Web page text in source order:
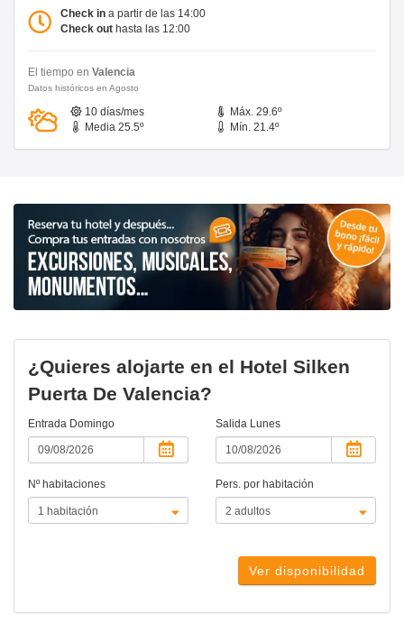
Check in a partir de las 14:00
Check out hasta las 12:00
El tiempo en Valencia
Datos históricos en Agosto
10 días/mes
Máx. 29.6º
Media 25.5º
Mín. 21.4º
¿Quieres alojarte en el Hotel Silken
Puerta De Valencia?
Entrada Domingo Salida Lunes
Nº habitaciones Pers. por habitación
Ver disponibilidad